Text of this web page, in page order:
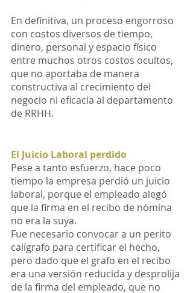
En definitiva, un proceso engorroso
con costos diversos de tiempo,
dinero, personal y espacio físico
entre muchos otros costos ocultos,
que no aportaba de manera
constructiva al crecimiento del
negocio ni eficacia al departamento
de RRHH.
El Juicio Laboral perdido
Pese a tanto esfuerzo, hace poco
tiempo la empresa perdió un juicio
laboral, porque el empleado alegó
que la firma en el recibo de nómina
no era la suya.
Fue necesario convocar a un perito
calígrafo para certificar el hecho,
pero dado que el grafo en el recibo
era una versión reducida y desprolija
de la firma del empleado, que no